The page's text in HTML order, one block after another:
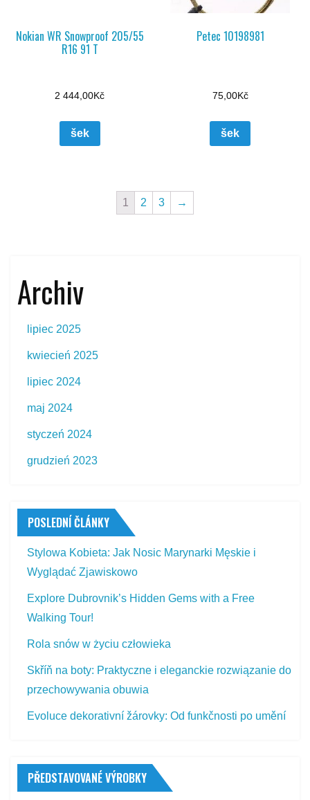
Nokian WR Snowproof 205/55
R16 91 T
2 444,00Kč
šek
Petec 10198981
75,00Kč
šek
1 2 3 →
Archiv
lipiec 2025
kwiecień 2025
lipiec 2024
maj 2024
styczeń 2024
grudzień 2023
POSLEDNÍ ČLÁNKY
Stylowa Kobieta: Jak Nosic Marynarki Męskie i
Wyglądać Zjawiskowo
Explore Dubrovnik’s Hidden Gems with a Free
Walking Tour!
Rola snów w życiu człowieka
Skříň na boty: Praktyczne i eleganckie rozwiązanie do
przechowywania obuwia
Evoluce dekorativní žárovky: Od funkčnosti po umění
PŘEDSTAVOVANÉ VÝROBKY